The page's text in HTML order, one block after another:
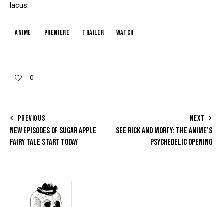
lacus.
Anime Premiere Trailer Watch
0
PREVIOUS
NEW EPISODES OF SUGAR APPLE
FAIRY TALE START TODAY
NEXT
SEE RICK AND MORTY: THE ANIME’S
PSYCHEDELIC OPENING